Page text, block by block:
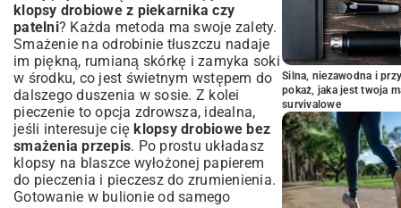
klopsy drobiowe z piekarnika czy
patelni? Każda metoda ma swoje zalety.
Smażenie na odrobinie tłuszczu nadaje
im piękną, rumianą skórkę i zamyka soki
w środku, co jest świetnym wstępem do
dalszego duszenia w sosie. Z kolei
pieczenie to opcja zdrowsza, idealna,
jeśli interesuje cięklopsy drobiowe bez
smażenia przepis. Po prostu układasz
klopsy na blaszce wyłożonej papierem
do pieczenia i pieczesz do zrumienienia.
Gotowanie w bulionie od samego
Silna, niezawodna i
pokaż, jaka jest twoja
survivalowe